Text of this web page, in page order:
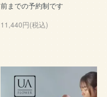
前までの予約制です
11,440円(税込)